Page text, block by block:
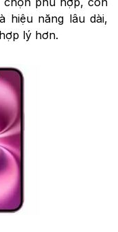
hiệu năng lâu dài,
lý hơn.